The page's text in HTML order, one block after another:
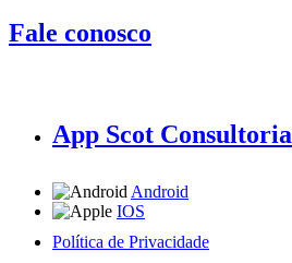
Fale conosco
App Scot Consultoria
Android
IOS
Política de Privacidade